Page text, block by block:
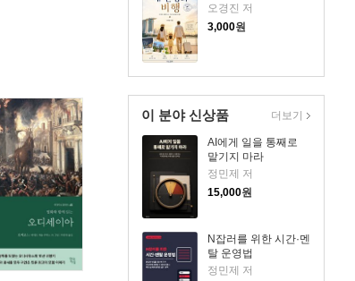
오경진 저
3,000원
이 분야 신상품
AI에게 일을 통째로
맡기지 마라
정민제 저
15,000원
N잡러를 위한 시간·멘
탈 운영법
정민제 저
더보기